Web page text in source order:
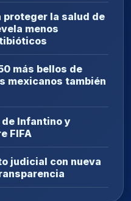
proteger la salud de
menos
más bellos de
mexicanos también
Infantino y
FIFA
judicial con nueva